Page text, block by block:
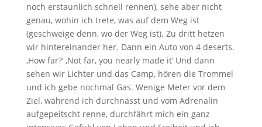
noch erstaunlich schnell rennen), sehe aber nicht
genau, wohin ich trete, was auf dem Weg ist
(geschweige denn, wo der Weg ist). Zu dritt hetzen
wir hintereinander her. Dann ein Auto von 4 deserts.
‚How far?‘ ‚Not far, you nearly made it‘ Und dann
sehen wir Lichter und das Camp, hören die Trommel
und ich gebe nochmal Gas. Wenige Meter vor dem
Ziel, während ich durchnässt und vom Adrenalin
aufgepeitscht renne, durchfährt mich ein ganz